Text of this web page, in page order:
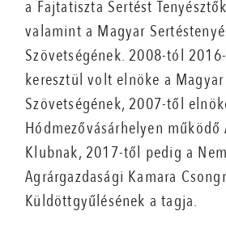
a Fajtatiszta Sertést
valamint a Magyar
Szövetségének. 2008-tól
keresztül volt elnöke a
Szövetségének, 2007-től
Hódmezővásárhelyen működő
Klubnak, 2017-től pedig a
Agrárgazdasági Kamara
Küldöttgyűlésének a tagja.